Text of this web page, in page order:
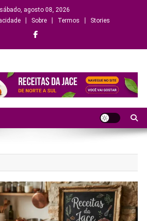
sábado, agosto 08, 2026
Sobre Termos Stories
histórias e